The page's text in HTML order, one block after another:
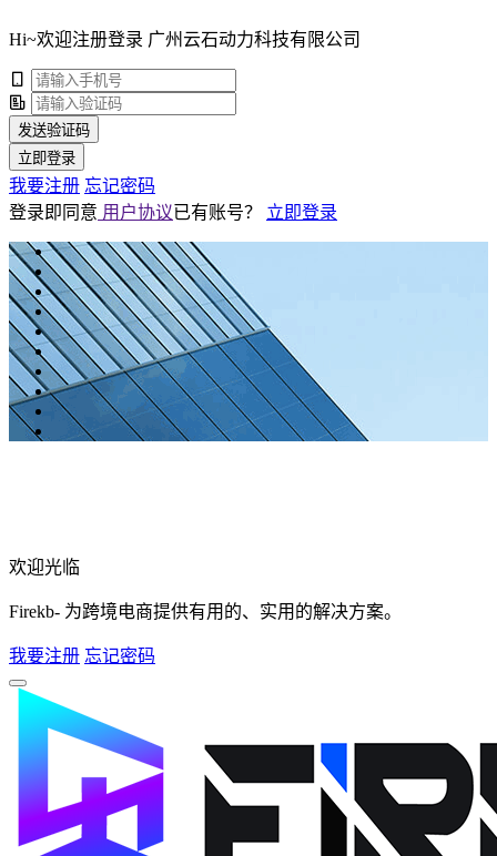
Hi~欢迎注册登录 广州云石动力科技有限公司
发送验证码
立即登录
我要注册 忘记密码
登录即同意 用户协议已有账号？ 立即登录
欢迎光临
Firekb- 为跨境电商提供有用的、实用的解决方案。
我要注册 忘记密码